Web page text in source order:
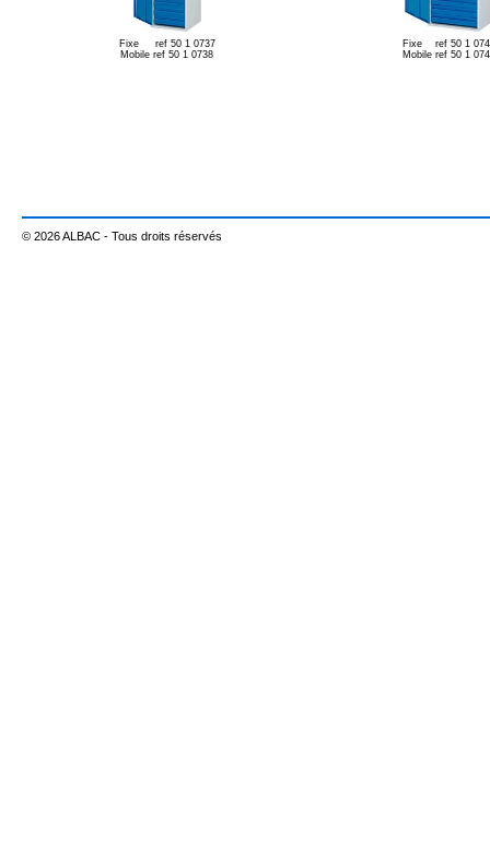
Fixe ref 50 1 0737
Mobile ref 50 1 0738
Fixe ref 50 1
Mobile ref 50 1
© 2026 ALBAC - Tous droits réservés